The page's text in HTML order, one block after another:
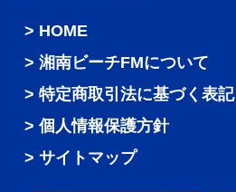
HOME
湘南ビーチFMについて
特定商取引法に基づく表記
個人情報保護方針
サイトマップ